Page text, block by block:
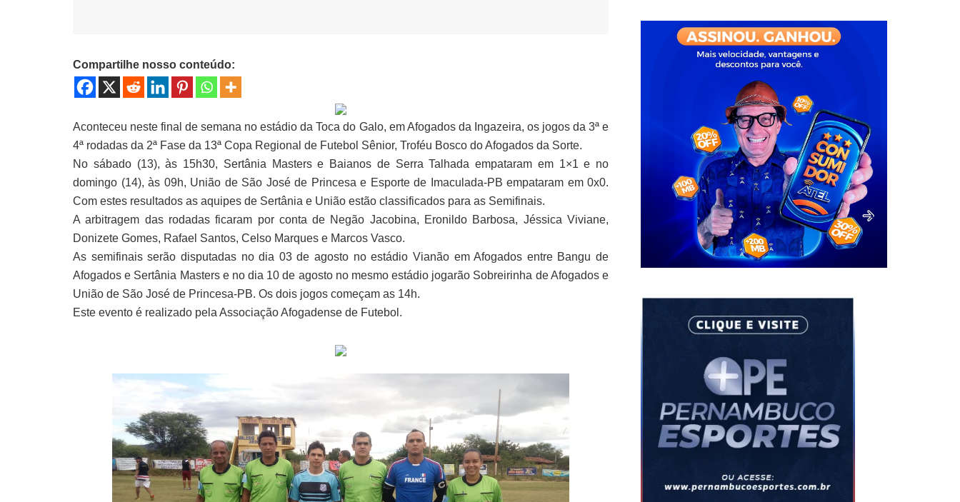
Compartilhe nosso conteúdo:
Aconteceu neste final de semana no estádio da Toca do Galo, em Afogados da Ingazeira, os jogos da 3ª e
4ª rodadas da 2ª Fase da 13ª Copa Regional de Futebol Sênior, Troféu Bosco do Afogados da Sorte.
No sábado (13), às 15h30, Sertânia Masters e Baianos de Serra Talhada empataram em 1×1 e no
domingo (14), às 09h, União de São José de Princesa e Esporte de Imaculada-PB empataram em 0x0.
Com estes resultados as aquipes de Sertânia e União estão classificados para as Semifinais.
A arbitragem das rodadas ficaram por conta de Negão Jacobina, Eronildo Barbosa, Jéssica Viviane,
Donizete Gomes, Rafael Santos, Celso Marques e Marcos Vasco.
As semifinais serão disputadas no dia 03 de agosto no estádio Vianão em Afogados entre Bangu de
Afogados e Sertânia Masters e no dia 10 de agosto no mesmo estádio jogarão Sobreirinha de Afogados e
União de São José de Princesa-PB. Os dois jogos começam as 14h.
Este evento é realizado pela Associação Afogadense de Futebol.